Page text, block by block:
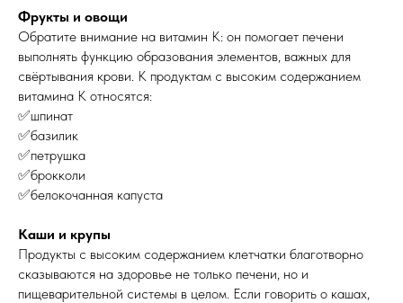
Фрукты и овощи
Обратите внимание на витамин К: он помогает печени
выполнять функцию образования элементов, важных для
свёртывания крови. К продуктам с высоким содержанием
витамина K относятся:
✅шпинат
✅базилик
✅петрушка
✅брокколи
✅белокочанная капуста
Каши и крупы
Продукты с высоким содержанием клетчатки благотворно
сказываются на здоровье не только печени, но и
пищеварительной системы в целом. Если говорить о кашах,